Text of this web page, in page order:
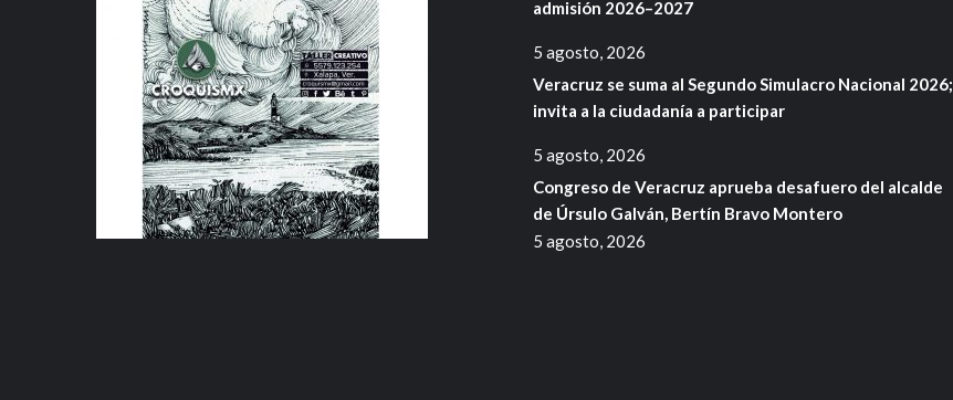
admisión 2026–2027
5 agosto, 2026
Veracruz se suma al Segundo Simulacro Nacional 2026;
invita a la ciudadanía a participar
5 agosto, 2026
Congreso de Veracruz aprueba desafuero del alcalde
de Úrsulo Galván, Bertín Bravo Montero
5 agosto, 2026